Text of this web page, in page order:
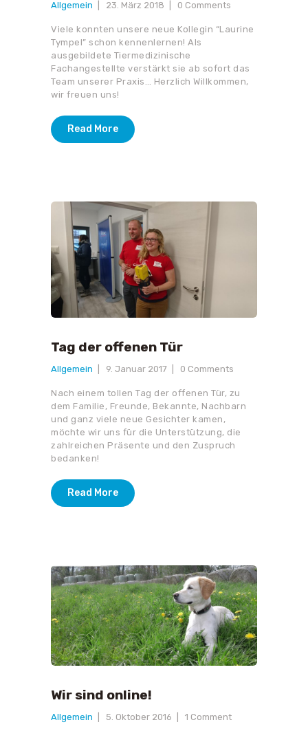
Allgemein 23. März 2018 0 Comments
Viele konnten unsere neue Kollegin “Laurine
Tympel” schon kennenlernen! Als
ausgebildete Tiermedizinische
Fachangestellte verstärkt sie ab sofort das
Team unserer Praxis… Herzlich Willkommen,
wir freuen uns!
Read More
Tag der offenen Tür
Allgemein 9. Januar 2017 0 Comments
Nach einem tollen Tag der offenen Tür, zu
dem Familie, Freunde, Bekannte, Nachbarn
und ganz viele neue Gesichter kamen,
möchte wir uns für die Unterstützung, die
zahlreichen Präsente und den Zuspruch
bedanken!
Read More
Wir sind online!
Allgemein 5. Oktober 2016 1 Comment